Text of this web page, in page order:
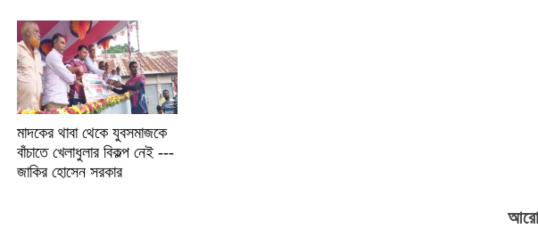
মাদকের থাবা থেকে যুবসমাজকে
বাঁচাতে খেলাধুলার বিকল্প নেই ---
জাকির হোসেন সরকার